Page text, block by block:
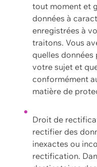
tout moment et
données à
enregistrées à
traitons. Vous
quelles données
votre sujet et
conformément
matière de
Droit de
rectifier des
inexactes ou
rectification.